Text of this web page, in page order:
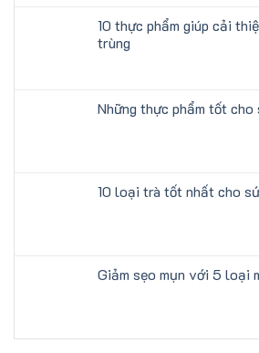
10 thực phẩm giúp cải
trùng
Những thực phẩm tốt cho
10 loại trà tốt nhất cho
Giảm sẹo mụn với 5 loại